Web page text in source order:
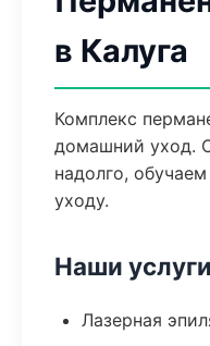
в Калуга
Комплекс
домашний уход.
надолго,
уходу.
Наши услуги
Лазерная